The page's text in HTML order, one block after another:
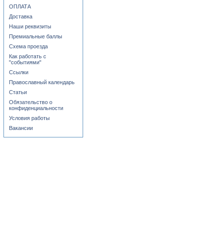
ОПЛАТА
Доставка
Наши реквизиты
Премиальные баллы
Схема проезда
Как работать с
"событиями"
Ссылки
Православный календарь
Статьи
Обязательство о
конфиденциальности
Условия работы
Вакансии